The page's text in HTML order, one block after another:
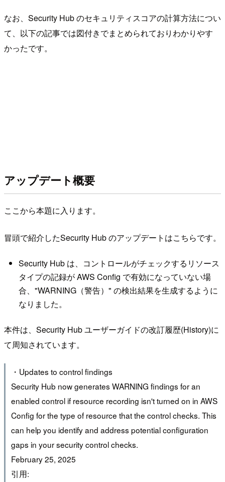
なお、Security Hub のセキュリティスコアの計算方法につい
て、以下の記事では図付きでまとめられておりわかりやす
かったです。
アップデート概要
ここから本題に入ります。
冒頭で紹介したSecurity Hub のアップデートはこちらです。
Security Hub は、コントロールがチェックするリソース
タイプの記録が AWS Config で有効になっていない場
合、"WARNING（警告）" の検出結果を生成するように
なりました。
本件は、Security Hub ユーザーガイドの改訂履歴(History)に
て周知されています。
・Updates to control findings
Security Hub now generates WARNING findings for an
enabled control if resource recording isn't turned on in AWS
Config for the type of resource that the control checks. This
can help you identify and address potential configuration
gaps in your security control checks.
February 25, 2025
引用: